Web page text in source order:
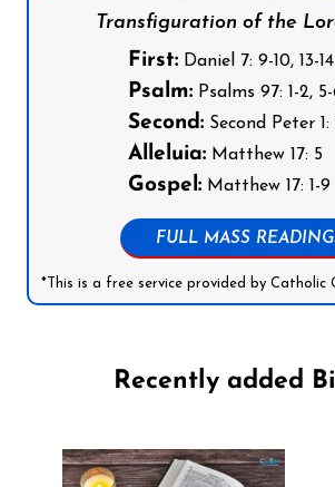
Transfiguration of the
First:Daniel 7: 9-10, 13-14
Psalm:Psalms 97: 1-2,
Second:Second Peter 1:
Alleluia:Matthew 17: 5
Gospel:Matthew 17: 1-9
FULL MASS
*This is a free service provided by Catholic
Recently added